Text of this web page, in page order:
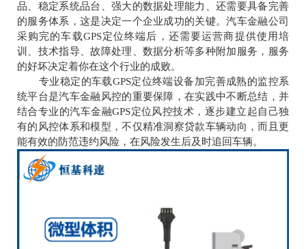
品、稳定系统品台、强大的数据处理能力、还需要具备完善
的服务体系，这是决定一个企业成功的关键。汽车金融公司
采购完的车载GPS定位终端后，还需要运营商提供使用培
训、技术指导、故障处理、数据分析等多种附加服务，服务
的好坏决定着你在这个行业的成败。
专业稳定的车载GPS定位终端设备加完善成熟的监控系
统平台是汽车金融风控的重要保障，在实践中不断总结，并
结合专业的汽车金融GPS定位风控技术，逐步建立起自己独
有的风控体系和模型，不仅精准洞察贷款车辆动向，而且更
能有效的防范违约风险，在风险发生后及时追回车辆。